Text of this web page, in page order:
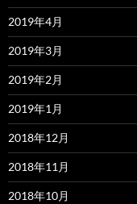
2019年4月
2019年3月
2019年2月
2019年1月
2018年12月
2018年11月
2018年10月